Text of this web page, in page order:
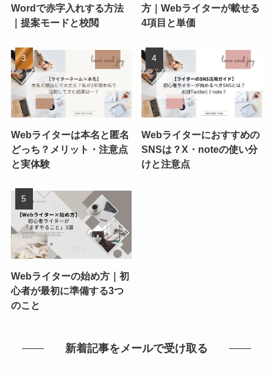
Wordで赤字入れする方法
｜提案モードと校閲
方｜Webライターが載せる
4項目と単価
Webライターは本名と匿名
どっち？メリット・注意点
と実体験
Webライターにおすすめの
SNSは？X・noteの使い分
けと注意点
Webライターの始め方｜初
心者が最初に準備する3つ
のこと
新着記事をメールで受け取る